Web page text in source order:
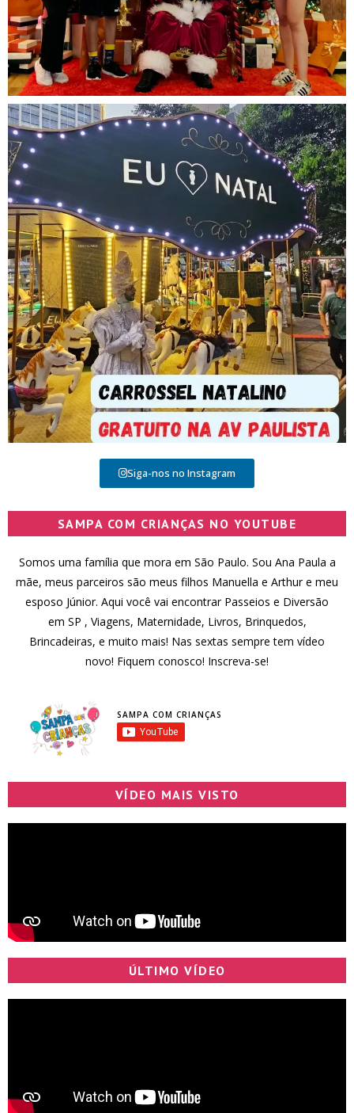
Siga-nos no Instagram
SAMPA COM CRIANÇAS NO YOUTUBE
Somos uma família que mora em São Paulo. Sou Ana Paula a
mãe, meus parceiros são meus filhos Manuella e Arthur e meu
esposo Júnior. Aqui você vai encontrar Passeios e Diversão
em SP , Viagens, Maternidade, Livros, Brinquedos,
Brincadeiras, e muito mais! Nas sextas sempre tem vídeo
novo! Fiquem conosco! Inscreva-se!
SAMPA COM CRIANÇAS
VÍDEO MAIS VISTO
ÚLTIMO VÍDEO